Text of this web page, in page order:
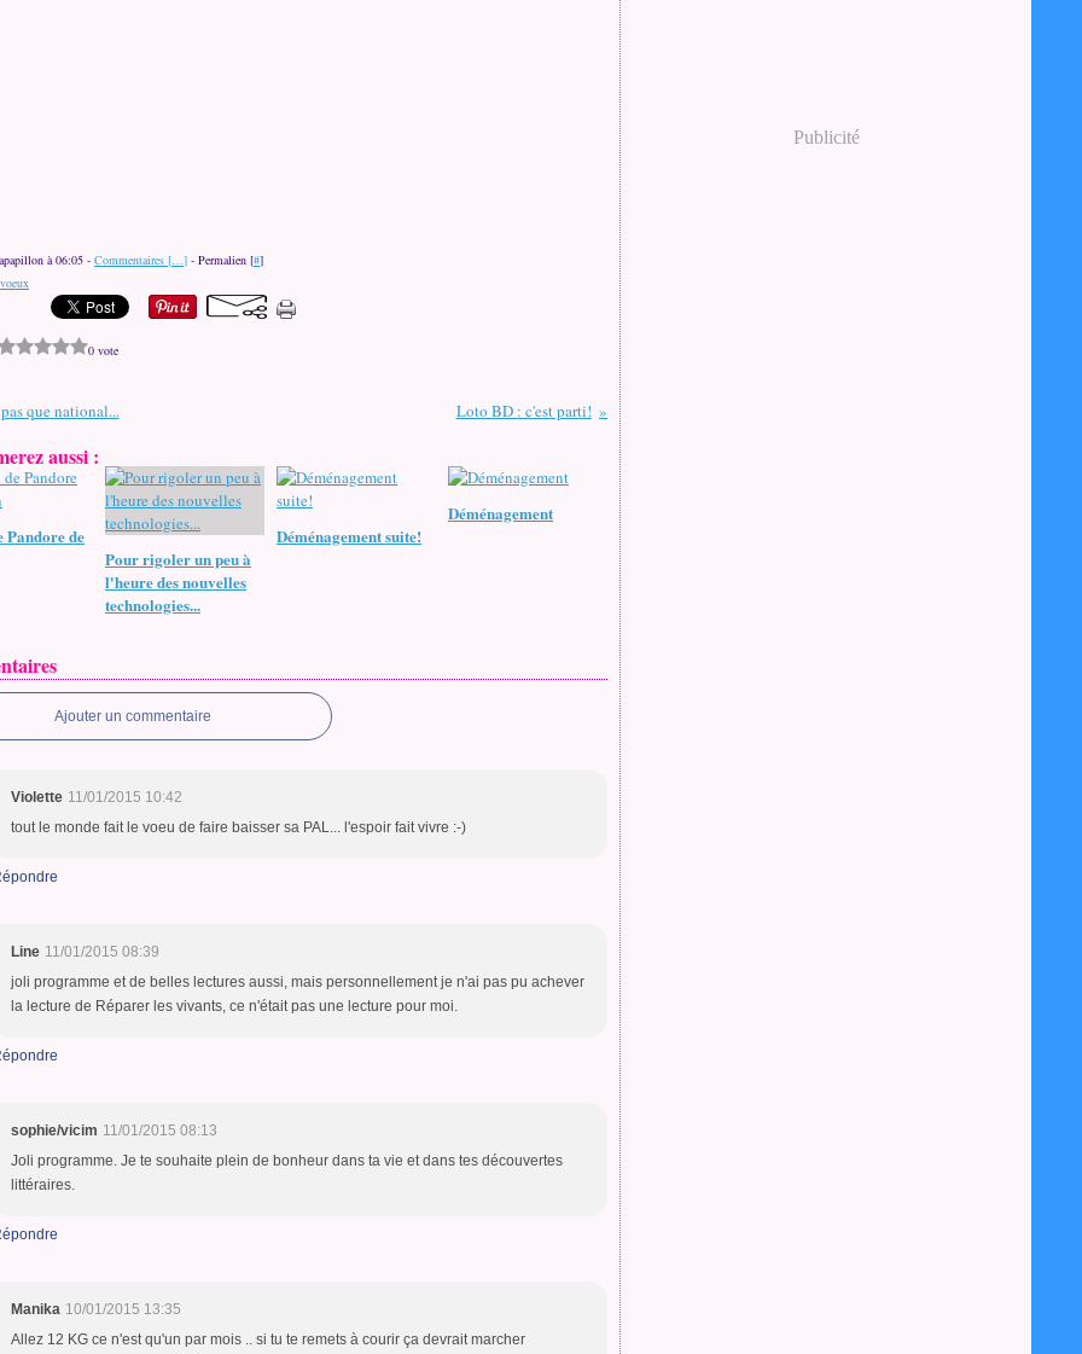
à 06:05 - Commentaires […] - Permalien [#]
voeux
0 vote
que national... Loto BD : c'est parti!
aussi :
Pandore de
Pour rigoler un peu à
l'heure des nouvelles
technologies...
Déménagement suite!
Déménagement
Ajouter un commentaire
Violette 11/01/2015 10:42
tout le monde fait le voeu de faire baisser sa PAL... l'espoir fait vivre :-)
Line 11/01/2015 08:39
joli programme et de belles lectures aussi, mais personnellement je n'ai pas pu achever
la lecture de Réparer les vivants, ce n'était pas une lecture pour moi.
sophie/vicim 11/01/2015 08:13
Joli programme. Je te souhaite plein de bonheur dans ta vie et dans tes découvertes
littéraires.
Manika 10/01/2015 13:35
Allez 12 KG ce n'est qu'un par mois .. si tu te remets à courir ça devrait marcher
Publicité